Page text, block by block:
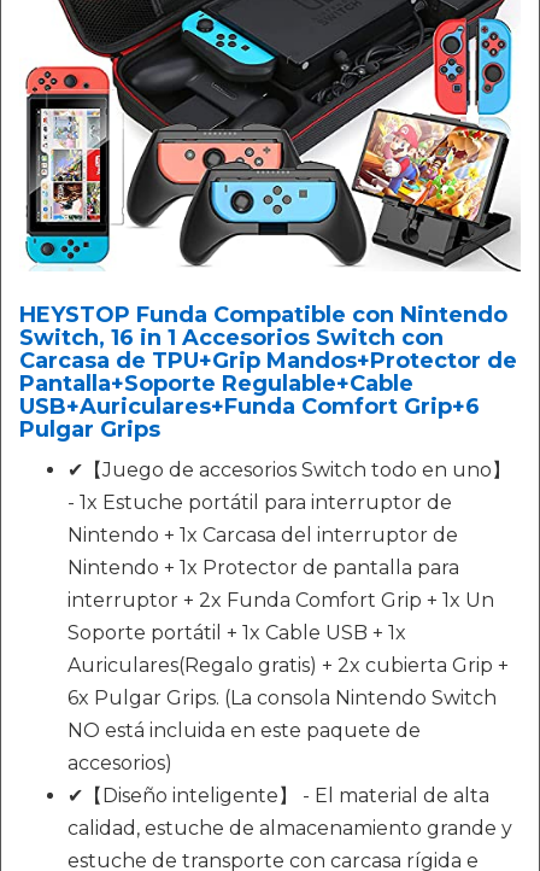
HEYSTOP Funda Compatible con Nintendo
Switch, 16 in 1 Accesorios Switch con
Carcasa de TPU+Grip Mandos+Protector de
Pantalla+Soporte Regulable+Cable
USB+Auriculares+Funda Comfort Grip+6
Pulgar Grips
✔【Juego de accesorios Switch todo en uno】
- 1x Estuche portátil para interruptor de
Nintendo + 1x Carcasa del interruptor de
Nintendo + 1x Protector de pantalla para
interruptor + 2x Funda Comfort Grip + 1x Un
Soporte portátil + 1x Cable USB + 1x
Auriculares(Regalo gratis) + 2x cubierta Grip +
6x Pulgar Grips. (La consola Nintendo Switch
NO está incluida en este paquete de
accesorios)
✔【Diseño inteligente】 - El material de alta
calidad, estuche de almacenamiento grande y
estuche de transporte con carcasa rígida e